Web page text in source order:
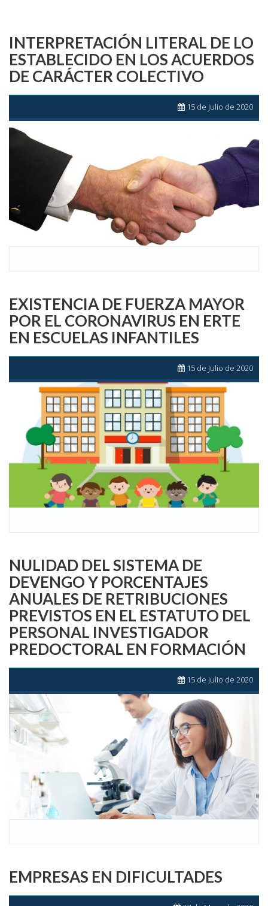
INTERPRETACIÓN LITERAL DE LO
ESTABLECIDO EN LOS ACUERDOS
DE CARÁCTER COLECTIVO
15 de Julio de 2020
EXISTENCIA DE FUERZA MAYOR
POR EL CORONAVIRUS EN ERTE
EN ESCUELAS INFANTILES
15 de Julio de 2020
NULIDAD DEL SISTEMA DE
DEVENGO Y PORCENTAJES
ANUALES DE RETRIBUCIONES
PREVISTOS EN EL ESTATUTO DEL
PERSONAL INVESTIGADOR
PREDOCTORAL EN FORMACIÓN
15 de Julio de 2020
EMPRESAS EN DIFICULTADES